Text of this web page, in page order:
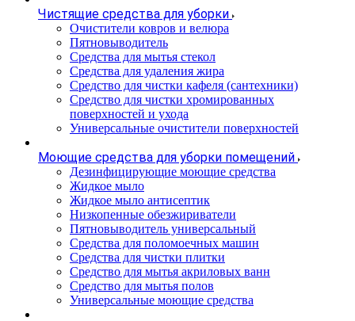
Чистящие средства для уборки
Очистители ковров и велюра
Пятновыводитель
Средства для мытья стекол
Средства для удаления жира
Средство для чистки кафеля (сантехники)
Средство для чистки хромированных
поверхностей и ухода
Универсальные очистители поверхностей
Моющие средства для уборки помещений
Дезинфицирующие моющие средства
Жидкое мыло
Жидкое мыло антисептик
Низкопенные обезжириватели
Пятновыводитель универсальный
Средства для поломоечных машин
Средства для чистки плитки
Средство для мытья акриловых ванн
Средство для мытья полов
Универсальные моющие средства